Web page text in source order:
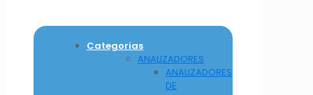
Categorias
ANALIZADORES
ANALIZADORES
DE